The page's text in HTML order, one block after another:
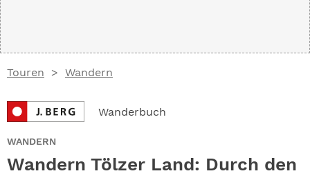
Touren Wandern
Wanderbuch
WANDERN
Wandern Tölzer Land: Durch den
ABO
GEWINNEN